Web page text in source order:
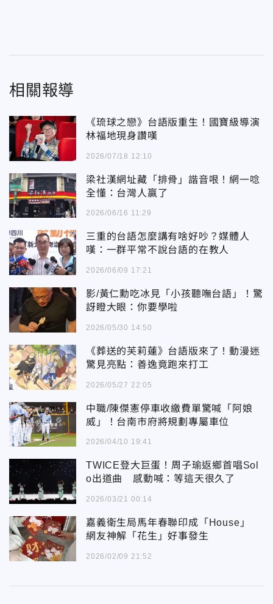
相關報導
《琉球之戀》台語版重生！國寶級導演
林福地現身讚嘆
2026/07/18 12:10
梁社漢網址藏「排骨」諧音哏！網一唸
全懂：台灣人贏了
2026/06/16 11:29
三重的台語怎麼講有啥好吵？媒體人
嘆：一群平常不說台語的在教人
2026/06/09 17:21
影/黃仁勳吃冰見「小孩聽嘸台語」！驚
訝瞪大眼：你要學啦
2026/05/30 14:50
《葬送的芙莉蓮》台語版來了！動漫迷
驚見亮點：善逸竟跑來打工
2026/05/27 22:05
中職/陳傑憲停車收繳費單驚喊「阿娘
威」！台南市府將規劃專屬車位
2026/04/10 19:41
TWICE登大巨蛋！周子瑜返鄉首唱Sol
o出道曲 感動喊：等這天很久了
2026/03/21 00:14
嘉義衛生局馬年春聯印成「House」
網友神解「花生」好事發生
2026/02/09 21:52